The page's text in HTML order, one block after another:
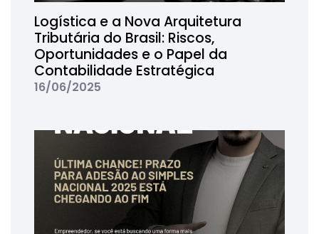
Logística e a Nova Arquitetura
Tributária do Brasil: Riscos,
Oportunidades e o Papel da
Contabilidade Estratégica
16/06/2025